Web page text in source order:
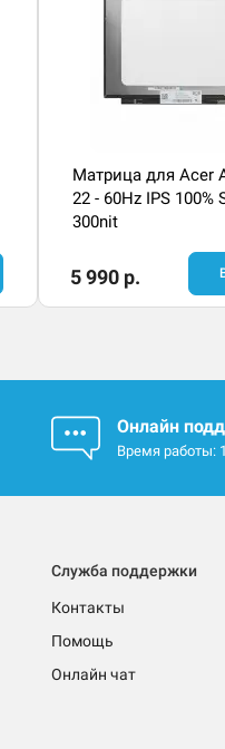
Матрица для Acer
22 - 60Hz IPS 100%
300nit
5 990 р.
Онлайн
Время работы:
Служба поддержки
Контакты
Помощь
Онлайн чат